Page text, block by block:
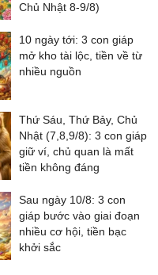
Chủ Nhật 8-9/8)
10 ngày tới: 3 con giáp
mở kho tài lộc, tiền về từ
nhiều nguồn
Thứ Sáu, Thứ Bảy, Chủ
Nhật (7,8,9/8): 3 con giáp
giữ ví, chủ quan là mất
tiền không đáng
Sau ngày 10/8: 3 con
giáp bước vào giai đoạn
nhiều cơ hội, tiền bạc
khởi sắc